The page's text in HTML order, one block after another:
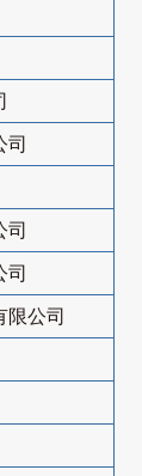
司
司
司
限公司